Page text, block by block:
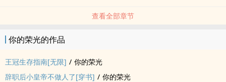
查看全部章节
你的荣光的作品
王冠生存指南[无限] / 你的荣光
辞职后小皇帝不做人了[穿书] / 你的荣光